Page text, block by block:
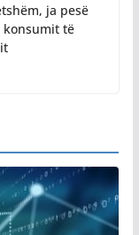
ja pesë
konsumit të